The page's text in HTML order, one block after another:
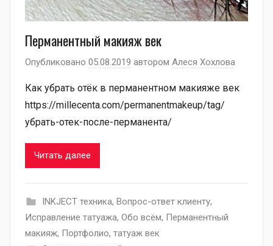
Перманентный макияж век
Опубликовано 05.08.2019 автором Алеся Хохлова
Как убрать отёк в перманентном макияже век
https://millecenta.com/permanentmakeup/tag/
убрать-отек-после-перманента/
Читать далее
INKJECT техника, Вопрос-ответ клиенту,
Исправление татуажа, Обо всём, Перманентный
макияж, Портфолио, татуаж век